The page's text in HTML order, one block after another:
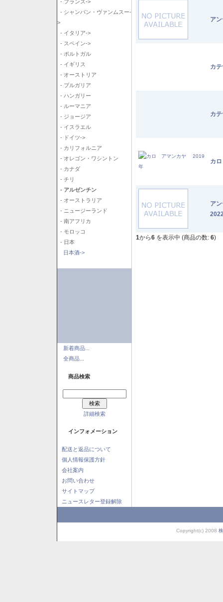
- フランス->
- シャンパン・ヴァンムスー-
>
- イタリア->
- スペイン->
- ポルトガル
- イギリス
- オーストリア
- ブルガリア
- ハンガリー
- ルーマニア
- ジョージア
- イスラエル
- ドイツ->
- カリフォルニア
- オレゴン・ワシントン
- カナダ
- チリ
- アルゼンチン
- オーストラリア
- ニュージーランド
- 南アフリカ
- モロッコ
- 日本
日本酒->
新着商品...
全商品...
商品検索
詳細検索
インフォメーション
配送と返品について
個人情報保護方針
会社案内
お問い合わせ
サイトマップ
ニュースレター登録解除
ア
カ
カ
カ
ア
1から6 を表示中 (商品の数: 6)
Copyright(c) 2008